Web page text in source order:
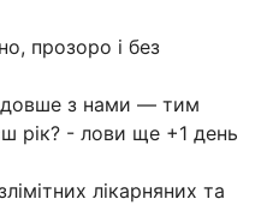
прозоро і без
довше з нами — тим
рік? - лови ще +1 день
лікарняних та